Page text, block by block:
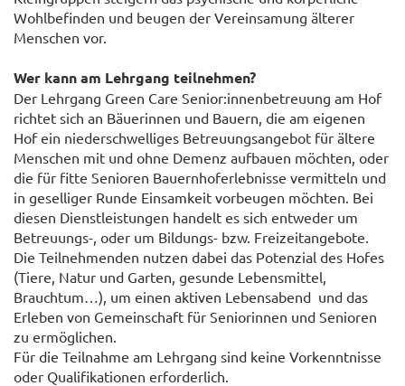
Wohlbefinden und beugen der Vereinsamung älterer
Menschen vor.
Wer kann am Lehrgang teilnehmen?
Der Lehrgang Green Care Senior:innenbetreuung am Hof
richtet sich an Bäuerinnen und Bauern, die am eigenen
Hof ein niederschwelliges Betreuungsangebot für ältere
Menschen mit und ohne Demenz aufbauen möchten, oder
die für fitte Senioren Bauernhoferlebnisse vermitteln und
in geselliger Runde Einsamkeit vorbeugen möchten. Bei
diesen Dienstleistungen handelt es sich entweder um
Betreuungs-, oder um Bildungs- bzw. Freizeitangebote.
Die Teilnehmenden nutzen dabei das Potenzial des Hofes
(Tiere, Natur und Garten, gesunde Lebensmittel,
Brauchtum…), um einen aktiven Lebensabend und das
Erleben von Gemeinschaft für Seniorinnen und Senioren
zu ermöglichen.
Für die Teilnahme am Lehrgang sind keine Vorkenntnisse
oder Qualifikationen erforderlich.